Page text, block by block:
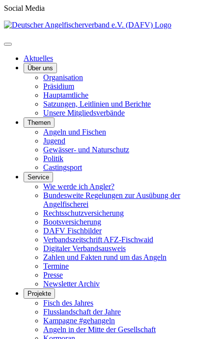
Social Media
Aktuelles
Über uns
Organisation
Präsidium
Hauptamtliche
Satzungen, Leitlinien und Berichte
Unsere Mitgliedsverbände
Themen
Angeln und Fischen
Jugend
Gewässer- und Naturschutz
Politik
Castingsport
Service
Wie werde ich Angler?
Bundesweite Regelungen zur Ausübung der
Angelfischerei
Rechtsschutzversicherung
Bootsversicherung
DAFV Fischbilder
Verbandszeitschrift AFZ-Fischwaid
Digitaler Verbandsausweis
Zahlen und Fakten rund um das Angeln
Termine
Presse
Newsletter Archiv
Projekte
Fisch des Jahres
Flusslandschaft der Jahre
Kampagne #gehangeln
Angeln in der Mitte der Gesellschaft